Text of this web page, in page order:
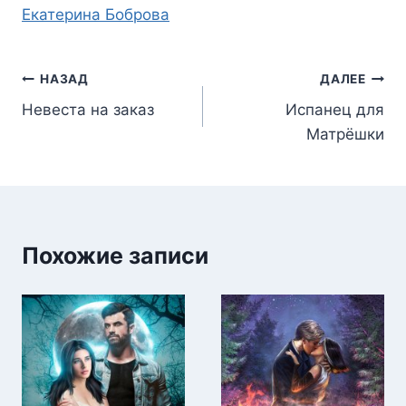
Метки
Екатерина Боброва
Навигация
по
НАЗАД
Невеста на заказ
ДАЛЕЕ
Испанец для
Матрёшки
Похожие записи